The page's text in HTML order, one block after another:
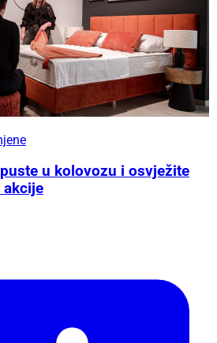
u kolovozu i osvježite
akcije